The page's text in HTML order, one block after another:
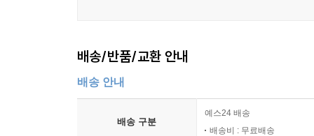
배송/반품/교환 안내
배송 안내
배송 구분
예스24 배송
배송비 : 무료배송